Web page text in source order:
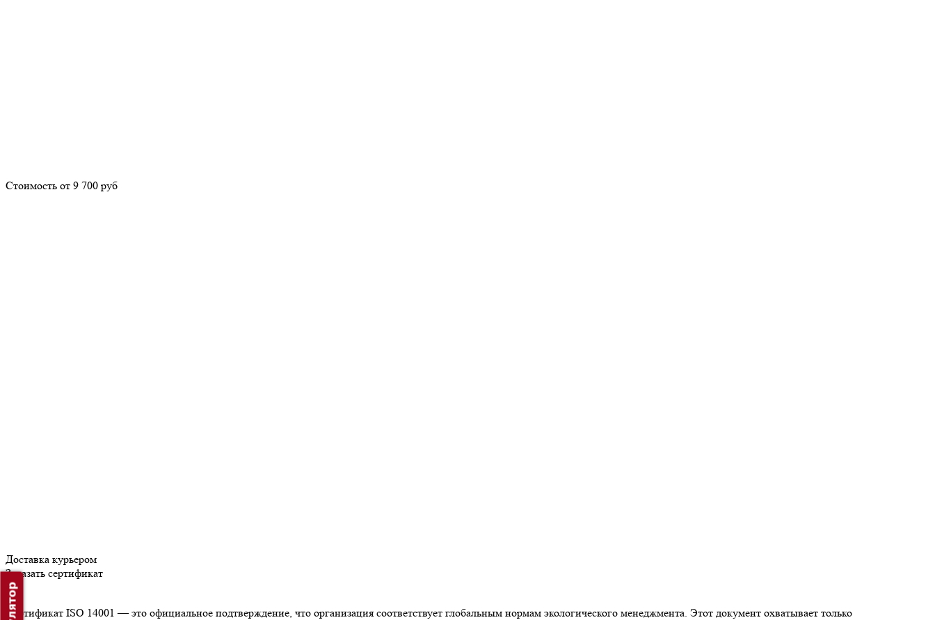
Стоимость от 9 700 руб
Доставка курьером
Заказать сертификат
Сертификат ISO 14001 — это официальное подтверждение, что организация соответствует глобальным нормам экологического менеджмента. Этот документ охватывает только